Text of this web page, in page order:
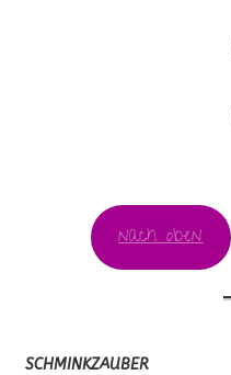
nach oben
SCHMINKZAUBER